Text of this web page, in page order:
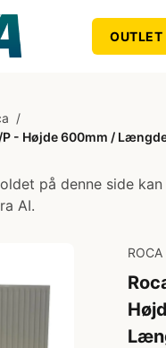
OUTLET
/
P - Højde 600mm /
på denne side
AI.
ROCA